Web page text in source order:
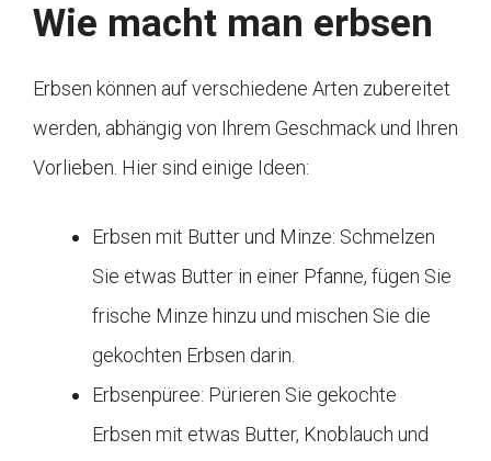
Wie macht man erbsen
Erbsen können auf verschiedene Arten zubereitet
werden, abhängig von Ihrem Geschmack und Ihren
Vorlieben. Hier sind einige Ideen:
Erbsen mit Butter und Minze: Schmelzen
Sie etwas Butter in einer Pfanne, fügen Sie
frische Minze hinzu und mischen Sie die
gekochten Erbsen darin.
Erbsenpüree: Pürieren Sie gekochte
Erbsen mit etwas Butter, Knoblauch und